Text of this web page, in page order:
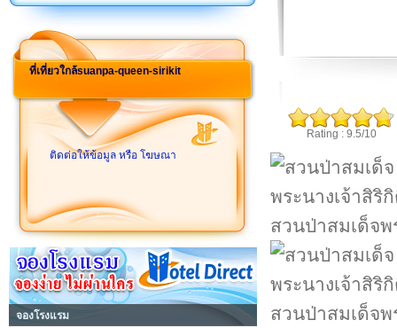
ที่เที่ยวใกล้suanpa-queen-sirikit
ติดต่อให้ข้อมูล หรือ โฆษณา
จองโรงแรม
Rating : 9.5/10
สวนป่าสมเด็จพ
สวนป่าสมเด็จพ